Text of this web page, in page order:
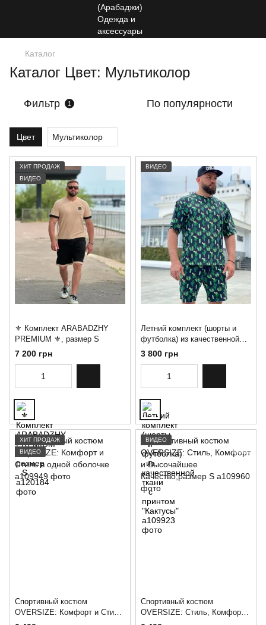
Каталог
Каталог Цвет: Мультиколор
Фильтр 1 По популярности
Цвет Мультиколор
ХИТ ПРОДАЖ
ВИДЕО
⚜️ Комплект ARABADZHY
PREMIUM ⚜️, размер S
7 200 грн
ВИДЕО
Летний комплект (шорты и
футболка) из качественной
ткани с принтом "Кактусы"
3 800 грн
ХИТ ПРОДАЖ
ВИДЕО
Спортивный костюм
OVERSIZE: Комфорт и Стиль
в одной оболочке
ВИДЕО
Спортивный костюм
OVERSIZE: Стиль, Комфорт и
Высочайшее Качество,размер